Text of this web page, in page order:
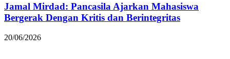
Jamal Mirdad: Pancasila Ajarkan Mahasiswa
Bergerak Dengan Kritis dan Berintegritas
20/06/2026